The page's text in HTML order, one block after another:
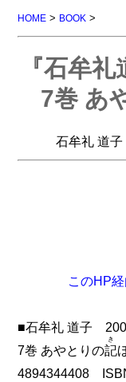
HOME > BOOK >
『石牟
7巻 あ
石牟礼 道
このHP
■石牟礼 道子
7巻 あやとりの記
き
4894344408